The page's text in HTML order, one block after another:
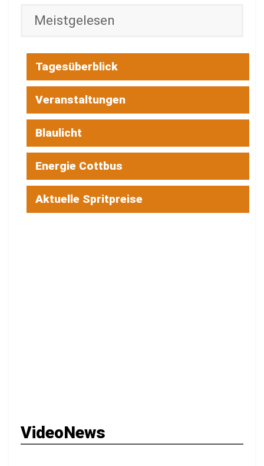
Meistgelesen
Tagesüberblick
Veranstaltungen
Blaulicht
Energie Cottbus
Aktuelle Spritpreise
VideoNews